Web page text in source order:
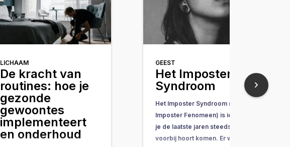
LICHAAM
De kracht van
routines: hoe je
gezonde
gewoontes
implementeert
en onderhoud
GEEST
Het Imposter
Syndroom
Het Imposter Syndroom (of
Imposter Fenomeen) is iets wat
je de laatste jaren steeds vaker
voorbij hoort komen. Er wordt